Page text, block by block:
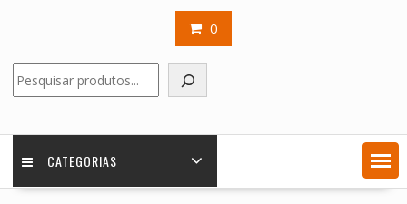
0
CATEGORIAS